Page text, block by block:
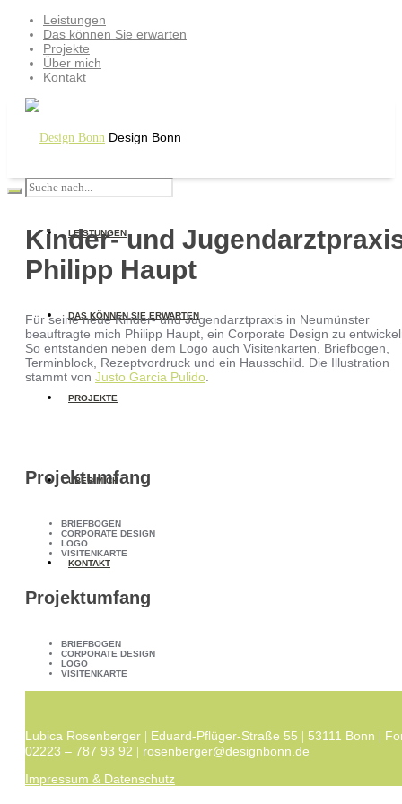
Leistungen
Das können Sie erwarten
Projekte
Über mich
Kontakt
Design Bonn
LEISTUNGEN
DAS KÖNNEN SIE ERWARTEN
PROJEKTE
ÜBER MICH
KONTAKT
Kinder- und
Philipp Haupt
Für seine neue Kinder- und Jugendarztpraxis in Neumünster
beauftragte mich Philipp Haupt, ein Corporate Design zu
So entstanden neben dem Logo auch Visitenkarten, Briefbogen,
Terminblock, Rezeptvordruck und ein Hausschild. Die Illustration
stammt von Justo Garcia Pulido
Projektumfang
BRIEFBOGEN
CORPORATE DESIGN
LOGO
VISITENKARTE
Projektumfang
BRIEFBOGEN
CORPORATE DESIGN
LOGO
VISITENKARTE
Lubica Rosenberger | Eduard-Pflüger-Straße 55 | 53111 Bonn |
02223 – 787 93 92 | rosenberger@designbonn.de
Impressum & Datenschutz